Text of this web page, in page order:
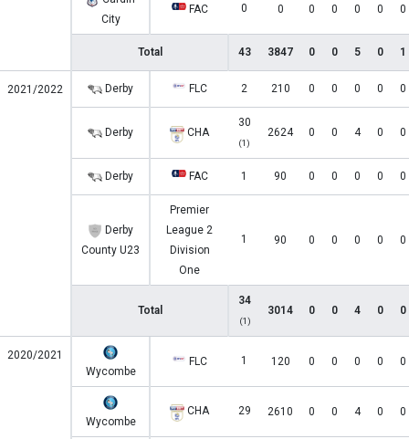
City
FAC 0 0 0 0 0 0 0
Total 43 3847 0 0 5 0 1
2021/2022 Derby FLC 2 210 0 0 0 0 0
Derby CHA
30
(1)
2624 0 0 4 0 0
Derby FAC 1 90 0 0 0 0 0
Derby
County U23
Premier
League 2
Division
One
1 90 0 0 0 0 0
Total
34
(1)
3014 0 0 4 0 0
2020/2021
Wycombe
FLC 1 120 0 0 0 0 0
Wycombe
CHA 29 2610 0 0 4 0 0